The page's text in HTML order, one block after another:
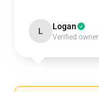
L Logan
Verified owner